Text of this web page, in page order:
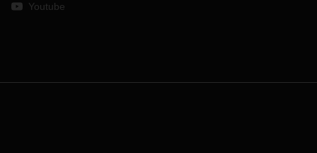
Youtube